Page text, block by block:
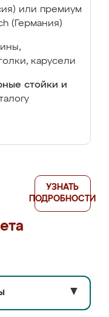
или премиум
(Германия)
карусели
стойки и
УЗНАТЬ
ПОДРОБНОСТИ
▼